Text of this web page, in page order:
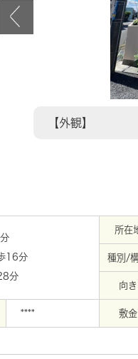
【外観】
16分
分
所在
種別/
向き
**** 敷金